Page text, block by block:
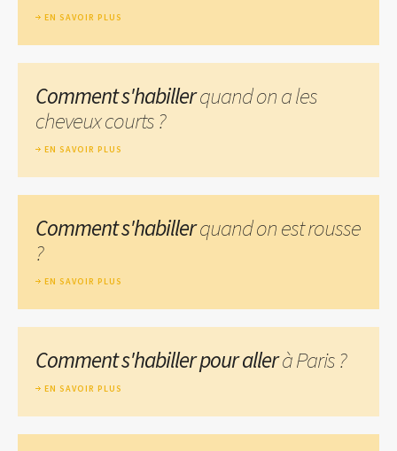
EN SAVOIR PLUS
Comment s'habillerquand on a les
cheveux courts ?
EN SAVOIR PLUS
Comment s'habillerquand on est rousse
?
EN SAVOIR PLUS
Comment s'habiller pour allerà Paris ?
EN SAVOIR PLUS